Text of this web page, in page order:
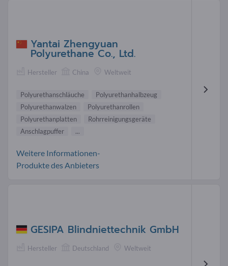
Yantai Zhengyuan
Polyurethane Co., Ltd.
Hersteller China Weltweit
Polyurethanschläuche
Polyurethanhalbzeug
Polyurethanwalzen
Polyurethanrollen
Polyurethanplatten
Rohrreinigungsgeräte
Anschlagpuffer
...
Weitere Informationen-
Produkte des Anbieters
GESIPA Blindniettechnik GmbH
Hersteller Deutschland Weltweit